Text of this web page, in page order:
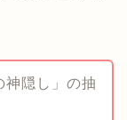
神隠し」の抽